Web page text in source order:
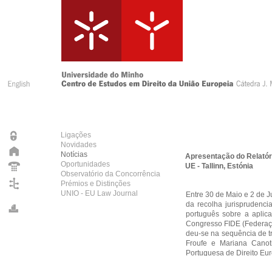
Ligações
Novidades
Notícias
Oportunidades
Observatório da Concorrência
Prémios e Distinções
UNIO - EU Law Journal
Apresentação do
UE - Tallinn, Estónia
Entre 30 de Maio e 2 de
da recolha
português sobre a
Congresso FIDE
deu-se na sequência de
Froufe e Mariana
Portuguesa de Direito